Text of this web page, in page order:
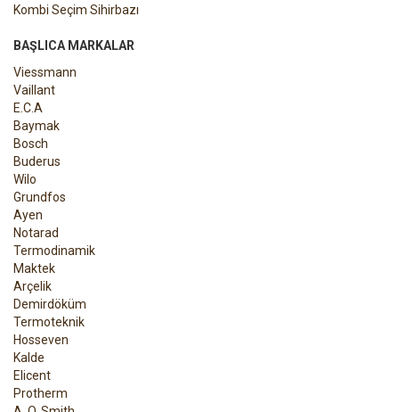
Kombi Seçim Sihirbazı
BAŞLICA MARKALAR
Viessmann
Vaillant
E.C.A
Baymak
Bosch
Buderus
Wilo
Grundfos
Ayen
Notarad
Termodinamik
Maktek
Arçelik
Demirdöküm
Termoteknik
Hosseven
Kalde
Elicent
Protherm